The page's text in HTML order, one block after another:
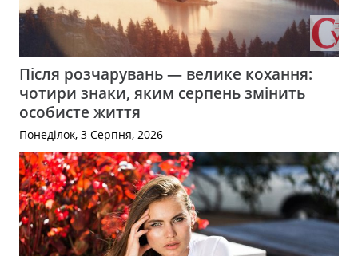
Після розчарувань — велике кохання:
чотири знаки, яким серпень змінить
особисте життя
Понеділок, 3 Серпня, 2026